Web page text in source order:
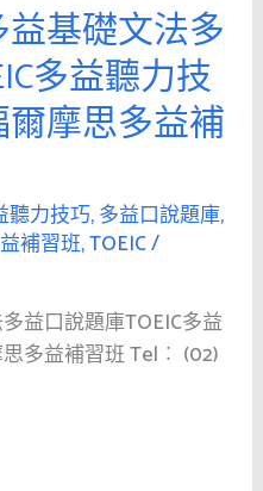
基礎文法多
多益聽力技
摩思多益補
聽力技巧,多益口說題庫,
補習班,TOEIC/
益口說題庫TOEIC多益
多益補習班 Tel︰ (02)